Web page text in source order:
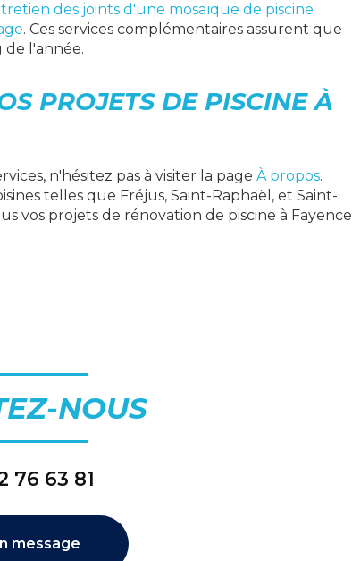
des joints d'une mosaïque de piscine
. Ces services complémentaires assurent que
l'année.
PROJETS DE PISCINE À
n'hésitez pas à visiter la page À propos.
telles que Fréjus, Saint-Raphaël, et Saint-
vos projets de rénovation de piscine à Fayence
NOUS
76 63 81
message